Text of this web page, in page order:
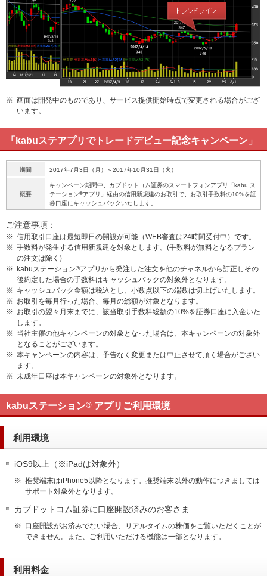
※ 画面は開発中のものであり、サービス提供開始時点で変更される場合がござ
います。
「kabuステアプリでトレードデビュー記念キャンペーン」
期間 2017年7月3日（月）～2017年10月31日（火）
概要
キャンペーン期間中、カブドットコム証券のスマートフォンアプリ「kabu ス
テーション®アプリ」経由の信用新規建のお取引で、お取引手数料の10%を証
券口座にキャッシュバックいたします。
ご注意事項：
※ 信用取引口座は最短即日の開設が可能（WEB審査は24時間受付中）です。
※ 手数料が発生する信用新規建を対象とします。(手数料が無料となるプラン
の注文は除く)
※
kabuステーション®アプリから発注した注文を他のチャネルから訂正しその
後約定した場合の手数料はキャッシュバックの対象外となります。
※ キャッシュバック金額は税込とし、小数点以下の端数は切上げいたします。
※ お取引を毎月行った場合、毎月の総額が対象となります。
※ お取引の翌々月末までに、該当取引手数料総額の10%を証券口座に入金いた
します。
※ 当社主催の他キャンペーンの対象となった場合は、本キャンペーンの対象外
となることがございます。
※ 本キャンペーンの内容は、予告なく変更または中止させて頂く場合がござい
ます。
※ 未成年口座は本キャンペーンの対象外となります。
kabuステーション® アプリご利用環境
利用環境
iOS9以上（※iPadは対象外）
※ 推奨端末はiPhone5以降となります。推奨端末以外の動作につきましては
サポート対象外となります。
カブドットコム証券に口座開設済みのお客さま
※ 口座開設がお済みでない場合、リアルタイムの株価をご覧いただくことが
できません。また、ご利用いただける機能は一部となります。
利用料金